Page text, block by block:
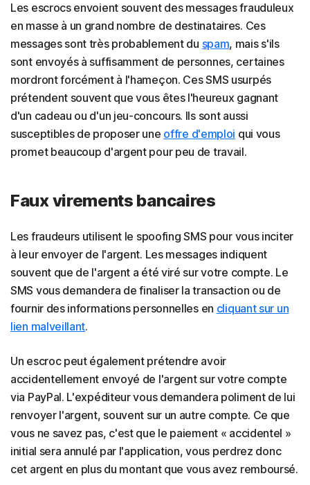
Les escrocs envoient souvent des messages frauduleux
en masse à un grand nombre de destinataires. Ces
messages sont très probablement du spam, mais s'ils
sont envoyés à suffisamment de personnes, certaines
mordront forcément à l'hameçon. Ces SMS usurpés
prétendent souvent que vous êtes l'heureux gagnant
d'un cadeau ou d'un jeu-concours. Ils sont aussi
susceptibles de proposer une offre d'emploi qui vous
promet beaucoup d'argent pour peu de travail.
Faux virements bancaires
Les fraudeurs utilisent le spoofing SMS pour vous inciter
à leur envoyer de l'argent. Les messages indiquent
souvent que de l'argent a été viré sur votre compte. Le
SMS vous demandera de finaliser la transaction ou de
fournir des informations personnelles en cliquant sur un
lien malveillant.
Un escroc peut également prétendre avoir
accidentellement envoyé de l'argent sur votre compte
via PayPal. L'expéditeur vous demandera poliment de lui
renvoyer l'argent, souvent sur un autre compte. Ce que
vous ne savez pas, c'est que le paiement « accidentel »
initial sera annulé par l'application, vous perdrez donc
cet argent en plus du montant que vous avez remboursé.